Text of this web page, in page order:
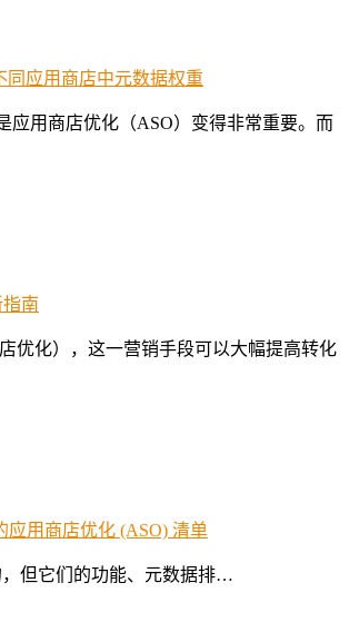
应用商店优化（ASO）变得非常重要。而
优化），这一营销手段可以大幅提高转化
，但它们的功能、元数据排…